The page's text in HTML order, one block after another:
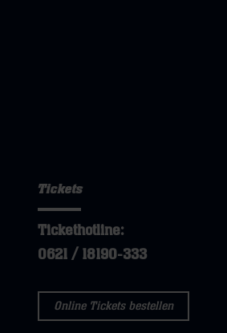
Tickets
Tickethotline:
0621 / 18190-333
Online Tickets bestellen